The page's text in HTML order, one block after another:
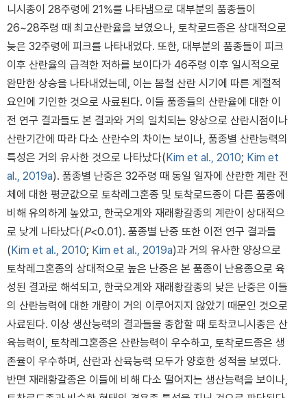
니시종이 28주령에 21%를 나타냄으로 대부분의 품종들이
26~28주령 때 최고산란율을 보였으나, 토착로드종은 상대적으로
늦은 32주령에 피크를 나타내었다. 또한, 대부분의 품종들이 피크
이후 산란율의 급격한 저하를 보이다가 46주령 이후 일시적으로
완만한 상승을 나타내었는데, 이는 봄철 산란 시기에 따른 계절적
요인에 기인한 것으로 사료된다. 이들 품종들의 산란율에 대한 이
전 연구 결과들도 본 결과와 거의 일치되는 양상으로 산란시점이나
산란기간에 따라 다소 산란수의 차이는 보이나, 품종별 산란능력의
특성은 거의 유사한 것으로 나타났다(Kim et al., 2010; Kim et
al., 2019a). 품종별 난중은 32주령 때 동일 일자에 산란한 계란 전
체에 대한 평균값으로 토착레그혼종 및 토착로드종이 다른 품종에
비해 유의하게 높았고, 한국오계와 재래황갈종의 계란이 상대적으
로 낮게 나타났다(P<0.01). 품종별 난중 또한 이전 연구 결과들
(Kim et al., 2010; Kim et al., 2019a)과 거의 유사한 양상으로
토착레그혼종의 상대적으로 높은 난중은 본 품종이 난용종으로 육
성된 결과로 해석되고, 한국오계와 재래황갈종의 낮은 난중은 이들
의 산란능력에 대한 개량이 거의 이루어지지 않았기 때문인 것으로
사료된다. 이상 생산능력의 결과들을 종합할 때 토착코니시종은 산
육능력이, 토착레그혼종은 산란능력이 우수하고, 토착로드종은 생
존율이 우수하며, 산란과 산육능력 모두가 양호한 성적을 보였다.
반면 재래황갈종은 이들에 비해 다소 떨어지는 생산능력을 보이나,